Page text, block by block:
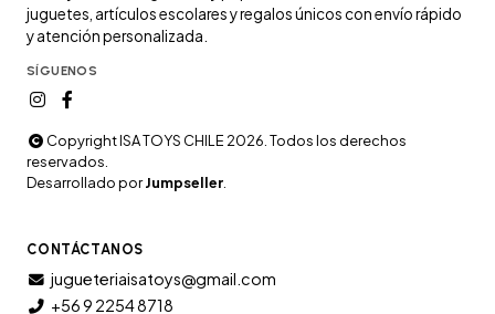
juguetes, artículos escolares y regalos únicos con envío rápido
y atención personalizada.
SÍGUENOS
Copyright ISA TOYS CHILE 2026. Todos los derechos
reservados.
Desarrollado porJumpseller
CONTÁCTANOS
jugueteriaisatoys@gmail.com
+56 9 2254 8718